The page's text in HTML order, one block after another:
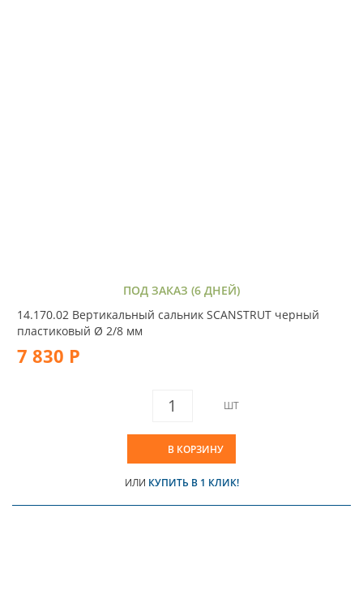
ПОД ЗАКАЗ (6 ДНЕЙ)
14.170.02 Вертикальный сальник SCANSTRUT черный
пластиковый Ø 2/8 мм
7 830 Р
ШТ
В КОРЗИНУ
ИЛИ КУПИТЬ В 1 КЛИК!